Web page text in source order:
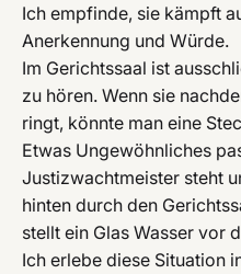
Ich empfinde, sie kämpft
Anerkennung und Würde.
Im Gerichtssaal ist
zu hören. Wenn sie
ringt, könnte man eine
Etwas Ungewöhnliches
Justizwachtmeister steht
hinten durch den
stellt ein Glas Wasser vor
Ich erlebe diese Situation